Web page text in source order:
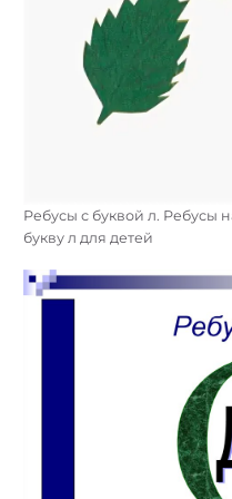
Ребусы с буквой л. Ребусы
букву л для детей